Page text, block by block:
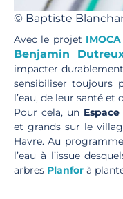
© Baptiste
Avec le projet IMOCA
Benjamin
impacter
sensibiliser toujours
l’eau, de leur santé et
Pour cela, un
et grands sur le
Havre. Au
l’eau à l’issue
arbres Planfor à